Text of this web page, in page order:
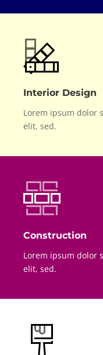
Interior Design
Lorem ipsum dolor
elit, sed.
Construction
Lorem ipsum dolor
elit, sed.